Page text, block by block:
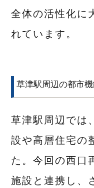
全体の活性化に
れています。
草津駅周辺の都市
草津駅周辺では
設や高層住宅の
た。今回の西口
施設と連携し、